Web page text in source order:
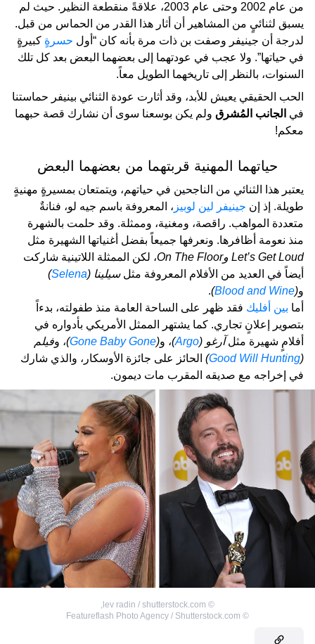
من عام 2002 وحتى عام 2003، علاقةً منقطعة النظير. حيث لم
يسبق لثنائيٍ من المشاهير أن أثار هذا القدر من الحماس من قبل.
لدرجة أن جينيفر وصفت بن ذات مرة بأنه كان “أول حسرةٍ كبيرةٍ
في حياتها”. ولا عجب في عودتهما إلى بعضهما البعض بعد كل تلك
السنوات، بالنظر إلى تاريخهما الطويل معاً.
الحب الحقيقي يعيش للأبد، وقد أثارت عودة الثنائي بينيفر حماستنا
في الجانب المُشرق ولم يكن بوسعنا سوى أن نشارك قصة حبهما
معكم!
حياتهما المهنية قربتهما من بعضهما البعض
يعتبر هذا الثنائي من الناجحين في حياتهم، ويتمتعان بمسيرةٍ مهنيةٍ
طويلة. إذ إن جينيفر لين لوبيز ، المعروفة باسم جيه لو، فنانةٌ
متعددة المواهب. راقصة، ومغنية، وممثلة. وقد حلمت بالشهرة
منذ نعومة أظافرها. ونعرفها جميعاً بفضل أغنياتها الشهيرة مثل
Let’s Get Loud وOn The Floor
، لكن الممثلة اللاتينية شاركت
أيضاً في العديد من الأفلام المعروفة مثلسيلينا (Selena
)
و(
Blood and Wine
)
.
أما بين أفليك فقد ظهر على الساحة العامة منذ طفولته، بدءاً
بتصوير إعلانٍ تجاري. كما يشتهر الممثل الأمريكي بأدواره في
أفلامٍ شهيرة مثلآرغو (Argo
)، و(
Gone Baby Gone
)، وفيلم
(
Good Will Hunting
) الحائز على جائزة الأوسكار، والذي شارك
في إخراجه مع صديقه المقرب مات ديمون.
©
lev radin / shutterstock.com
,
©
Featureflash Photo Agency / Shutterstock.com